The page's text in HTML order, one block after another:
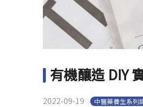
有機釀造 DIY
2022-09-19 中醫藥養生系列